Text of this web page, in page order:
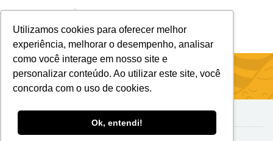
Utilizamos cookies para oferecer melhor
experiência, melhorar o desempenho, analisar
como você interage em nosso site e
personalizar conteúdo. Ao utilizar este site, você
concorda com o uso de cookies.
Ok, entendi!
Início/Carregadores/ Caixas De Som
Caixas de Som